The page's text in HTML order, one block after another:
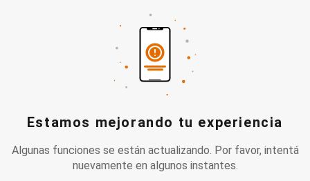
Estamos mejorando tu experiencia
Algunas funciones se están actualizando. Por favor, intentá
nuevamente en algunos instantes.